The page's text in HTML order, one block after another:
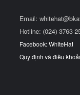
Email:
Hotline: (024) 3763
Facebook: WhiteHat
Quy định và điều